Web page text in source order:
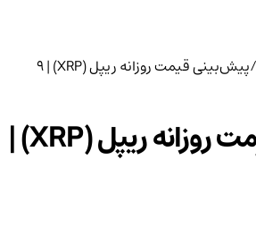
پیش‌بینی قیمت روزانه ریپل (XRP) | 9
پیش‌بینی قیمت روزانه ریپل (XRP) |